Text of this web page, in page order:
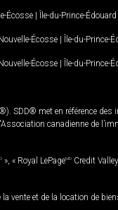
Écosse | Île-du-Prince-Édouard
Écosse | Île-du-Prince-
Écosse | Île-du-Prince-
SDD® met en référence
canadienne de
», « Royal LePageMD Credit
vente et de la location de